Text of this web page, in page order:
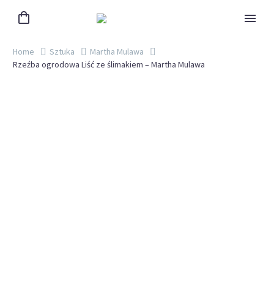
Home Sztuka
Martha Mulawa
Rzeźba ogrodowa Liść ze ślimakiem – Martha Mulawa